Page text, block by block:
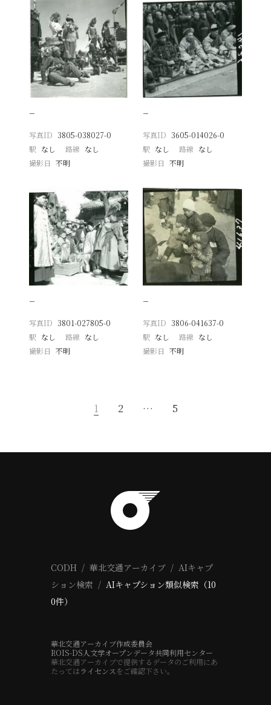
−
写真ID 3805-038027-0
駅 なし 路線 なし
撮影日
不明
−
写真ID 3605-014026-0
駅 なし 路線 なし
撮影日 不明
−
写真ID 3801-027805-0
駅 なし 路線 なし
撮影日
不明
−
写真ID 3806-041637-0
駅 なし 路線 なし
撮影日 不明
1 2 … 5
CODH 華北交通アーカイブ
AIキャプ
ション検索
AIキャプション類似検索（10
0件）
華北交通アーカイブ作成委員会
ROIS-DS人文学オープンデータ共同利用センター
華北交通アーカイブで提供するデータのご利用にあ
たってはライセンス をご確認下さい。